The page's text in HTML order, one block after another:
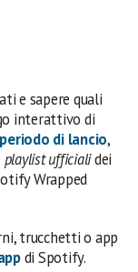
e sapere quali
interattivo di
di lancio,
playlist ufficialidei
Wrapped
trucchetti o app
di Spotify.